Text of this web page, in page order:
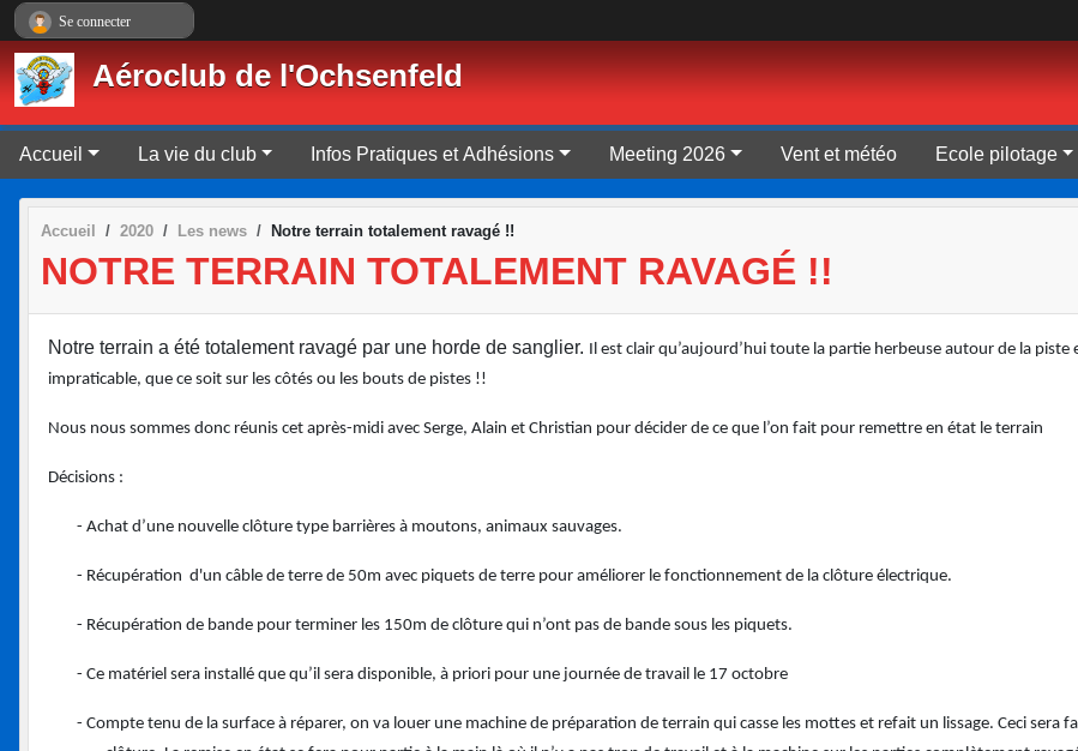
Aéroclub de l'Ochsenfeld
Accueil La vie du club Infos Pratiques et Adhésions Meeting 2026 Vent et météo Ecole pilotage
Accueil 2020 Les news Notre terrain totalement ravagé !!
NOTRE TERRAIN TOTALEMENT RAVAGÉ !!
Notre terrain a été totalement ravagé par une horde de sanglier. Il est clair qu’aujourd’hui toute la partie herbeuse autour de la piste
impraticable, que ce soit sur les côtés ou les bouts de pistes !!
Nous nous sommes donc réunis cet après-midi avec Serge, Alain et Christian pour décider de ce que l’on fait pour remettre en état le terrain
Décisions :
- Achat d’une nouvelle clôture type barrières à moutons, animaux sauvages.
- Récupération d'un câble de terre de 50m avec piquets de terre pour améliorer le fonctionnement de la clôture électrique.
- Récupération de bande pour terminer les 150m de clôture qui n’ont pas de bande sous les piquets.
- Ce matériel sera installé que qu’il sera disponible, à priori pour une journée de travail le 17 octobre
- Compte tenu de la surface à réparer, on va louer une machine de préparation de terrain qui casse les mottes et refait un lissage. Ceci sera
Se connecter
Panneau de gestion des cookies